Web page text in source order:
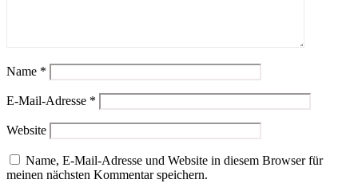
Name *
E-Mail-Adresse *
Website
Name, E-Mail-Adresse und Website in diesem Browser für
meinen nächsten Kommentar speichern.